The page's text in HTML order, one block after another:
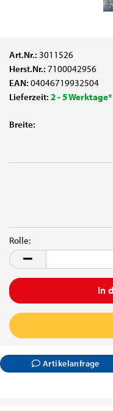
Art.Nr.: 3011526
Herst.Nr.: 7100042956
EAN: 04046719932504
Lieferzeit: 2 - 5 Werktage*
Breite:
Rolle:
Rolle
Artikelanfrage